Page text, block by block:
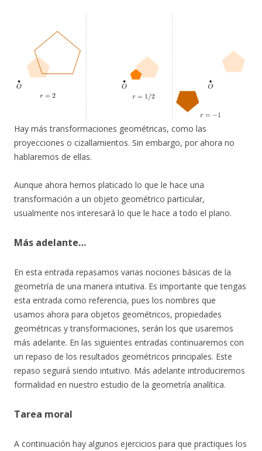
Hay más transformaciones geométricas, como las
proyecciones o cizallamientos. Sin embargo, por ahora no
hablaremos de ellas.
Aunque ahora hemos platicado lo que le hace una
transformación a un objeto geométrico particular,
usualmente nos interesará lo que le hace a todo el plano.
Más adelante…
En esta entrada repasamos varias nociones básicas de la
geometría de una manera intuitiva. Es importante que tengas
esta entrada como referencia, pues los nombres que
usamos ahora para objetos geométricos, propiedades
geométricas y transformaciones, serán los que usaremos
más adelante. En las siguientes entradas continuaremos con
un repaso de los resultados geométricos principales. Este
repaso seguirá siendo intuitivo. Más adelante introduciremos
formalidad en nuestro estudio de la geometría analítica.
Tarea moral
A continuación hay algunos ejercicios para que practiques los